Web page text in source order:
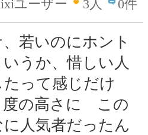
ユーザー
3人 0件
若いのにホント
うか、惜しい人
たって感じだけ
度の高さに この
に人気者だったん